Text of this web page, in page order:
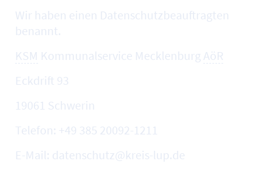
Wir haben einen Datenschutzbeauftragten
benannt.
KSM Kommunalservice Mecklenburg AöR
Eckdrift 93
19061 Schwerin
Telefon: +49 385 20092-1211
E-Mail: datenschutz@kreis-lup.de